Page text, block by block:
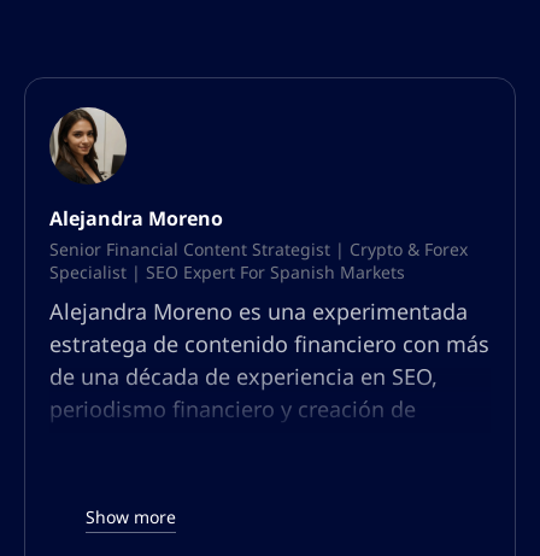
Alejandra Moreno
Senior Financial Content Strategist | Crypto & Forex
Specialist | SEO Expert For Spanish Markets
Alejandra Moreno es una experimentada
estratega de contenido financiero con más
de una década de experiencia en SEO,
periodismo financiero y creación de
profundo conocimiento del mercado
financiero de habla hispana y un historial
Show more